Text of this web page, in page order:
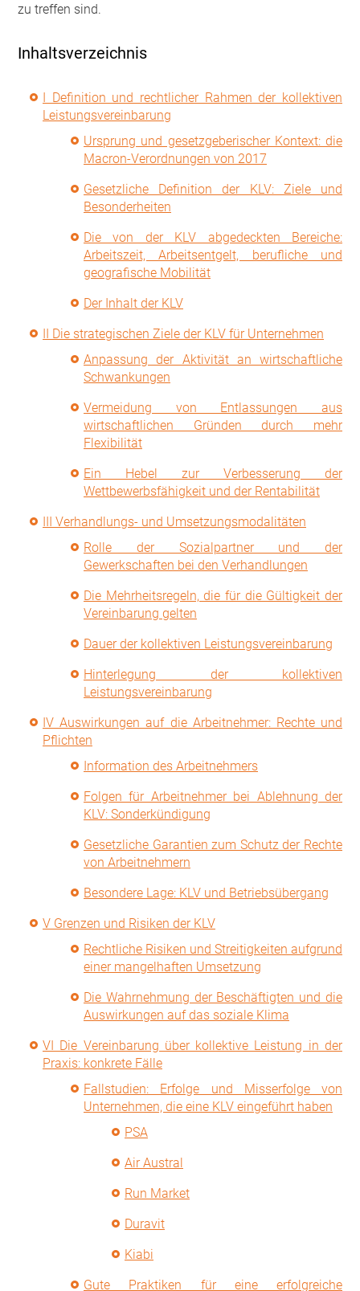
zu treffen sind.
Inhaltsverzeichnis
I Definition und rechtlicher Rahmen der kollektiven
Leistungsvereinbarung
Ursprung und gesetzgeberischer Kontext: die
Macron-Verordnungen von 2017
Gesetzliche Definition der KLV: Ziele und
Besonderheiten
Die von der KLV abgedeckten Bereiche:
Arbeitszeit, Arbeitsentgelt, berufliche und
geografische Mobilität
Der Inhalt der KLV
II Die strategischen Ziele der KLV für Unternehmen
Anpassung der Aktivität an wirtschaftliche
Schwankungen
Vermeidung von Entlassungen aus
wirtschaftlichen Gründen durch mehr
Flexibilität
Ein Hebel zur Verbesserung der
Wettbewerbsfähigkeit und der Rentabilität
III Verhandlungs- und Umsetzungsmodalitäten
Rolle der Sozialpartner und der
Gewerkschaften bei den Verhandlungen
Die Mehrheitsregeln, die für die Gültigkeit der
Vereinbarung gelten
Dauer der kollektiven Leistungsvereinbarung
Hinterlegung der kollektiven
Leistungsvereinbarung
IV Auswirkungen auf die Arbeitnehmer: Rechte und
Pflichten
Information des Arbeitnehmers
Folgen für Arbeitnehmer bei Ablehnung der
KLV: Sonderkündigung
Gesetzliche Garantien zum Schutz der Rechte
von Arbeitnehmern
Besondere Lage: KLV und Betriebsübergang
V Grenzen und Risiken der KLV
Rechtliche Risiken und Streitigkeiten aufgrund
einer mangelhaften Umsetzung
Die Wahrnehmung der Beschäftigten und die
Auswirkungen auf das soziale Klima
VI Die Vereinbarung über kollektive Leistung in der
Praxis: konkrete Fälle
Fallstudien: Erfolge und Misserfolge von
Unternehmen, die eine KLV eingeführt haben
PSA
Air Austral
Run Market
Duravit
Kiabi
Gute Praktiken für eine erfolgreiche